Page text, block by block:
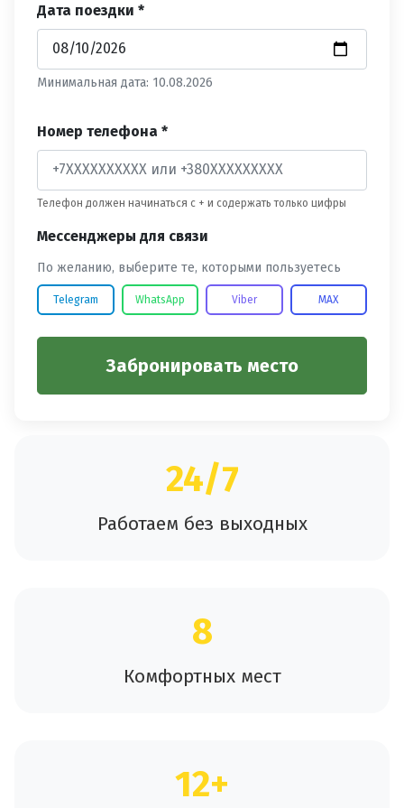
Дата поездки *
Минимальная дата: 10.08.2026
Номер телефона *
Телефон должен начинаться с + и содержать только цифры
Мессенджеры для связи
По желанию, выберите те, которыми пользуетесь
Telegram WhatsApp Viber MAX
Забронировать место
24/7
Работаем без выходных
8
Комфортных мест
12+